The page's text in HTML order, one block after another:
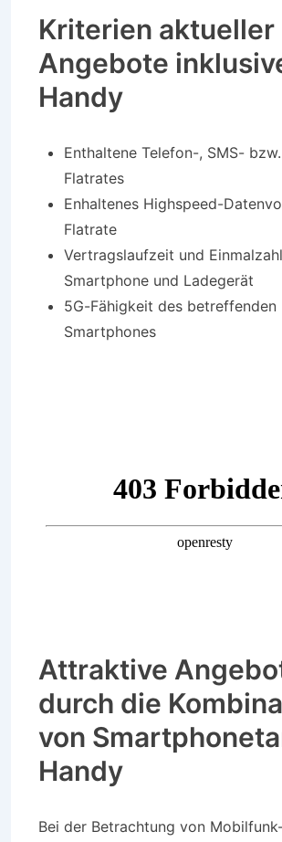
Kriterien aktueller
Angebote
Handy
Enthaltene Telefon-, SMS-
Flatrates
Enhaltenes Highspeed-
Flatrate
Vertragslaufzeit und
Smartphone und Ladegerät
5G-Fähigkeit des betreffenden
Smartphones
Attraktive
durch die
von
Handy
Bei der Betrachtung von